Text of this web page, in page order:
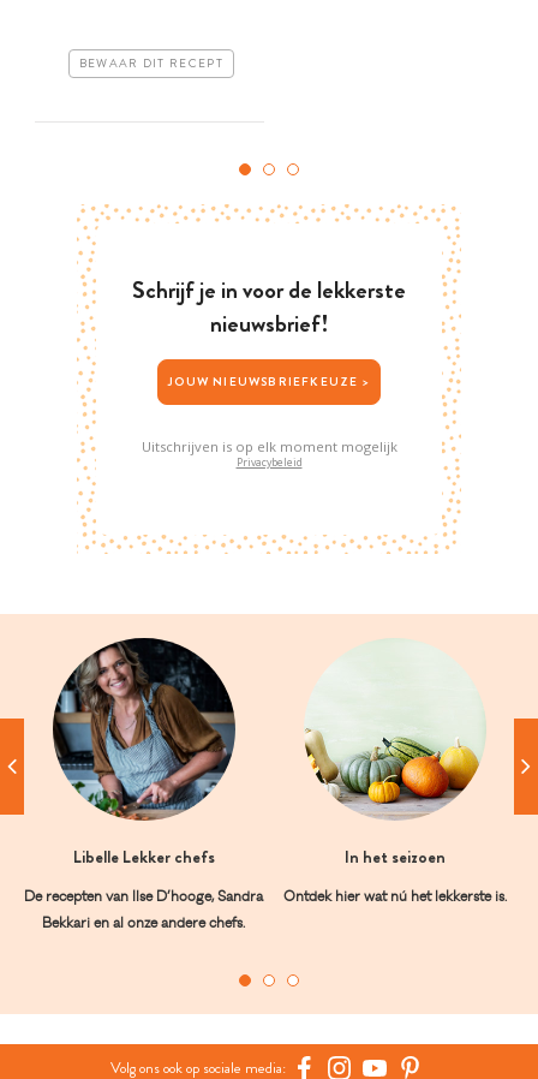
BEWAAR DIT RECEPT
Schrijf je in voor de lekkerste
nieuwsbrief!
JOUW NIEUWSBRIEFKEUZE >
Uitschrijven is op elk moment mogelijk
Privacybeleid
Libelle Lekker chefs
De recepten van Ilse D’hooge, Sandra
Bekkari en al onze andere chefs.
In het seizoen
Ontdek hier wat nú het lekkerste is.
Volg ons ook op sociale media: